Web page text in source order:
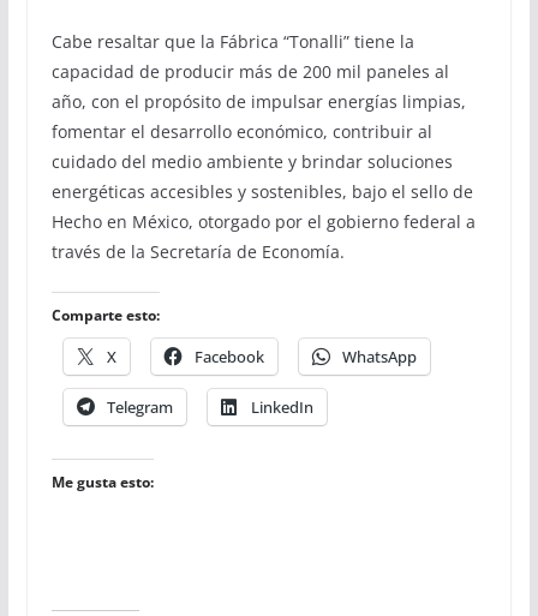
Cabe resaltar que la Fábrica “Tonalli” tiene la
capacidad de producir más de 200 mil paneles al
año, con el propósito de impulsar energías limpias,
fomentar el desarrollo económico, contribuir al
cuidado del medio ambiente y brindar soluciones
energéticas accesibles y sostenibles, bajo el sello de
Hecho en México, otorgado por el gobierno federal a
través de la Secretaría de Economía.
Comparte esto:
X Facebook WhatsApp
Telegram LinkedIn
Me gusta esto: